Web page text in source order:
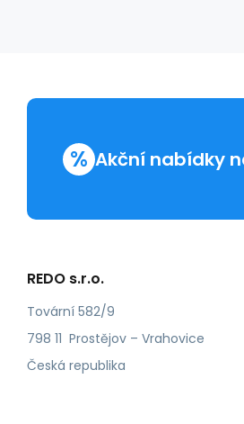
% Akční nabídky
REDO s.r.o.
Tovární 582/9
798 11 Prostějov – Vrahovice
Česká republika